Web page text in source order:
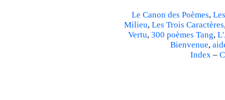
Le Canon des Poèmes,
Milieu, Les Trois Caractères
Vertu, 300 poèmes Tang,
Bienvenue,
Index–